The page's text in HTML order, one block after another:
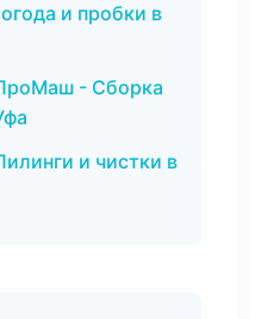
и пробки в
- Сборка
и чистки в